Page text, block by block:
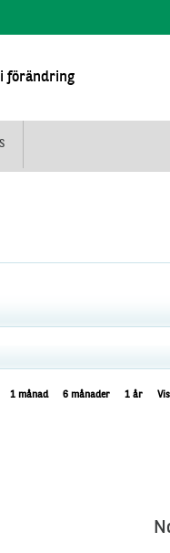
förändring
1 månad 6 månader 1 år